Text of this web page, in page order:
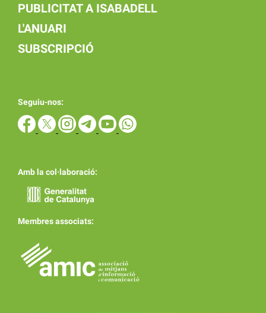
PUBLICITAT A ISABADELL
L'ANUARI
SUBSCRIPCIÓ
Seguiu-nos:
Amb la col·laboració:
Membres associats: